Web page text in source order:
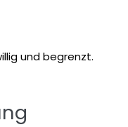
und begrenzt.